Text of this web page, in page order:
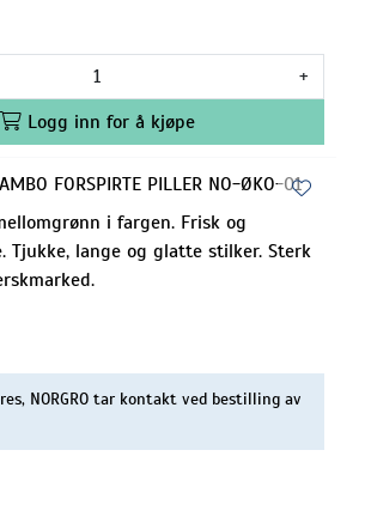
+
Logg inn for å kjøpe
FORSPIRTE PILLER NO-ØKO-01
i fargen. Frisk og
Tjukke, lange og glatte stilker. Sterk
NORGRO tar kontakt ved bestilling av